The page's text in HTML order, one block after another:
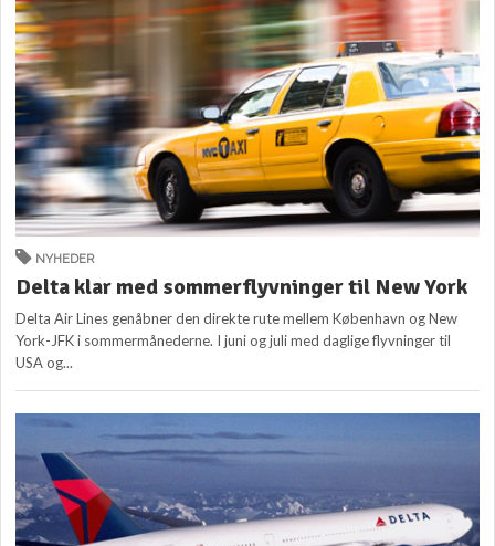
NYHEDER
Delta klar med sommerflyvninger til New York
Delta Air Lines genåbner den direkte rute mellem København og New
York-JFK i sommermånederne. I juni og juli med daglige flyvninger til
USA og...